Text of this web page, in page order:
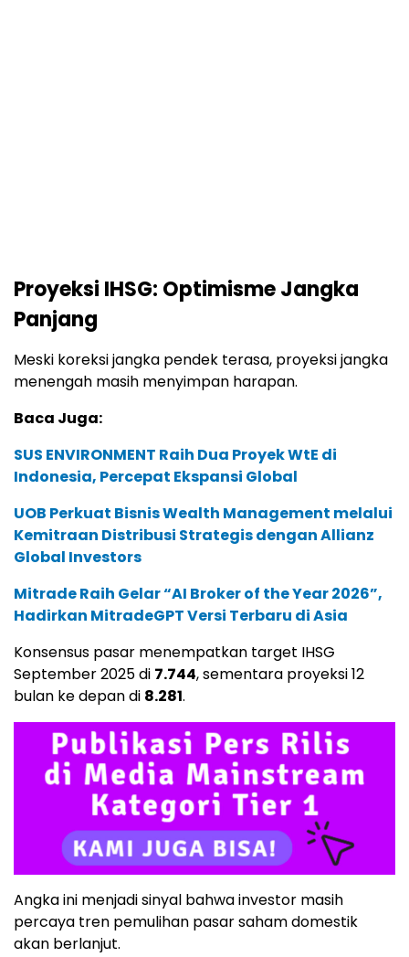
Proyeksi IHSG: Optimisme Jangka
Panjang
Meski koreksi jangka pendek terasa, proyeksi jangka
menengah masih menyimpan harapan.
Baca Juga:
SUS ENVIRONMENT Raih Dua Proyek WtE di
Indonesia, Percepat Ekspansi Global
UOB Perkuat Bisnis Wealth Management melalui
Kemitraan Distribusi Strategis dengan Allianz
Global Investors
Mitrade Raih Gelar “AI Broker of the Year 2026”,
Hadirkan MitradeGPT Versi Terbaru di Asia
Konsensus pasar menempatkan target IHSG
September 2025 di 7.744, sementara proyeksi 12
bulan ke depan di 8.281.
Angka ini menjadi sinyal bahwa investor masih
percaya tren pemulihan pasar saham domestik
akan berlanjut.